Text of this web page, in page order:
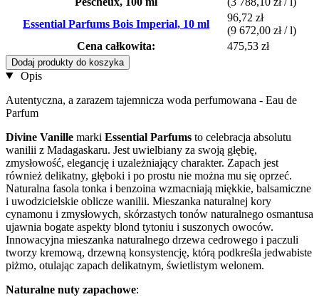
Essential Parfums Bois Imperial, 10 ml
96,72 zł
(9 672,00 zł / l)
Cena całkowita:
475,53 zł
Dodaj produkty do koszyka
Opis
Autentyczna, a zarazem tajemnicza woda perfumowana - Eau de
Parfum
Divine Vanille marki Essential Parfums to celebracja absolutu
wanilii z Madagaskaru. Jest uwielbiany za swoją głębię,
zmysłowość, elegancję i uzależniający charakter. Zapach jest
również delikatny, głęboki i po prostu nie można mu się oprzeć.
Naturalna fasola tonka i benzoina wzmacniają miękkie, balsamiczne
i uwodzicielskie oblicze wanilii. Mieszanka naturalnej kory
cynamonu i zmysłowych, skórzastych tonów naturalnego osmantusa
ujawnia bogate aspekty blond tytoniu i suszonych owoców.
Innowacyjna mieszanka naturalnego drzewa cedrowego i paczuli
tworzy kremową, drzewną konsystencję, którą podkreśla jedwabiste
piżmo, otulając zapach delikatnym, świetlistym welonem.
Naturalne nuty zapachowe: